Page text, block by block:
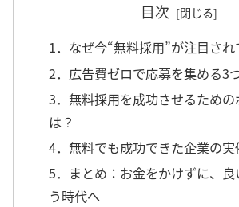
目次
1．なぜ今“無料採用”が注目され
2．広告費ゼロで応募を集める3
3．無料採用を成功させるための
は？
4．無料でも成功できた企業の
5．まとめ：お金をかけずに、
う時代へ